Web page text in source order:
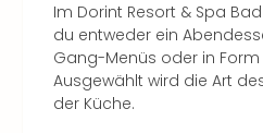
Im Dorint Resort & Spa
du entweder ein
Gang-Menüs oder in Form
Ausgewählt wird die Art
der Küche.